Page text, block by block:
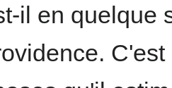
il en quelque